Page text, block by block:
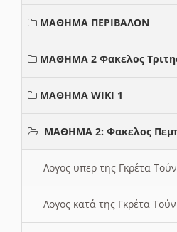
ΜΑΘΗΜΑ ΠΕΡΙΒΑΛΟΝ
ΜΑΘΗΜΑ 2 Φακελος
ΜΑΘΗΜΑ WIKI 1
ΜΑΘΗΜΑ 2: Φακελος
Λογος υπερ της Γκρέτα
Λογος κατά της Γκρέτα